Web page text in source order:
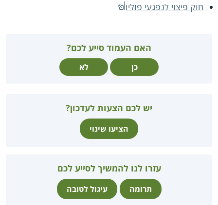
חוק פיצוי לנפגעי פוליו
האם העמוד סייע לכם?
כן לא
יש לכם הצעות לעדכון?
הציעו שינוי
עזרו לנו להמשיך לסייע לכם
תרומה עיגול לטובה